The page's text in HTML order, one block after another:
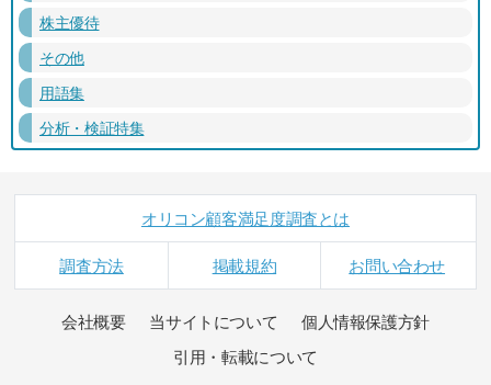
株主優待
その他
用語集
分析・検証特集
オリコン顧客満足度調査とは
調査方法 掲載規約 お問い合わせ
会社概要 当サイトについて
個人情報保護方針
引用・転載について